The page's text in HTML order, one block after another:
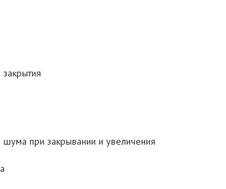
шума при закрывании и увеличения